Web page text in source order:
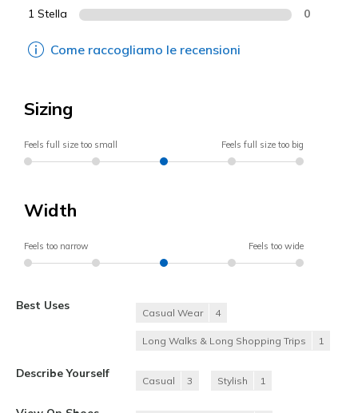
1 Stella 0
Come raccogliamo le recensioni
Sizing
Feels full size too small Feels full size too big
Width
Feels too narrow Feels too wide
Best Uses
Casual Wear 4
Long Walks & Long Shopping Trips 1
Describe Yourself
Casual 3 Stylish 1